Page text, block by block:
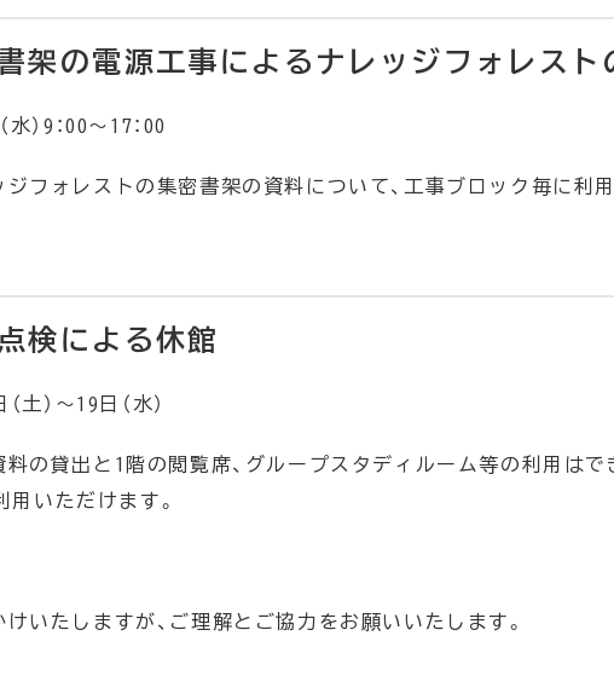
架の電源工事によるナレッジフォレスト
水）9：00～17：00
ジフォレストの集密書架の資料について、工事ブロック毎に利
検による休館
土）～19日（水）
の貸出と1階の閲覧席、グループスタディルーム等の利用はで
用いただけます。
いたしますが、ご理解とご協力をお願いいたします。